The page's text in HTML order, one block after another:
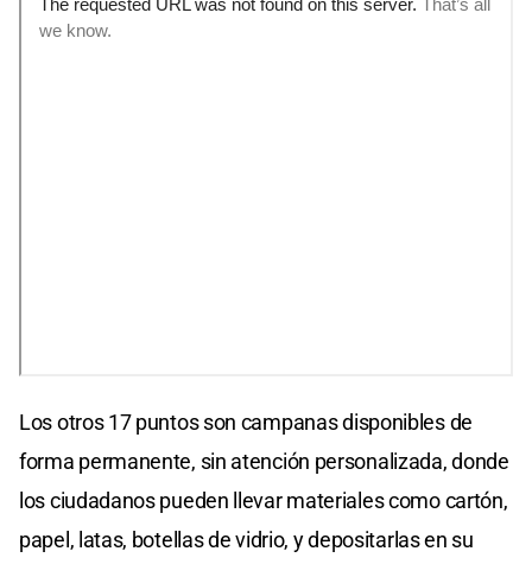
Los otros 17 puntos son campanas disponibles de
forma permanente, sin atención personalizada, donde
los ciudadanos pueden llevar materiales como cartón,
papel, latas, botellas de vidrio, y depositarlas en su